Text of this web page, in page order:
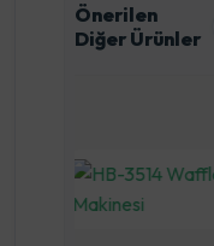
Önerilen
Diğer Ürünler